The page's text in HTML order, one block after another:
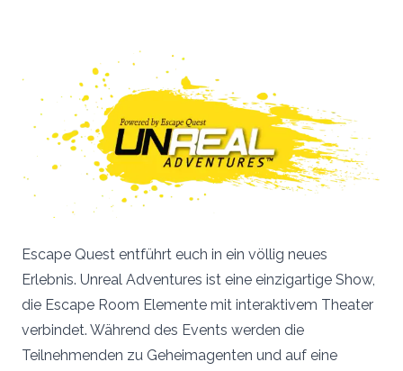
Escape Quest entführt euch in ein völlig neues
Erlebnis. Unreal Adventures ist eine einzigartige Show,
die Escape Room Elemente mit interaktivem Theater
verbindet. Während des Events werden die
Teilnehmenden zu Geheimagenten und auf eine